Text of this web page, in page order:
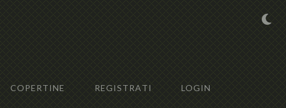
COPERTINE REGISTRATI LOGIN